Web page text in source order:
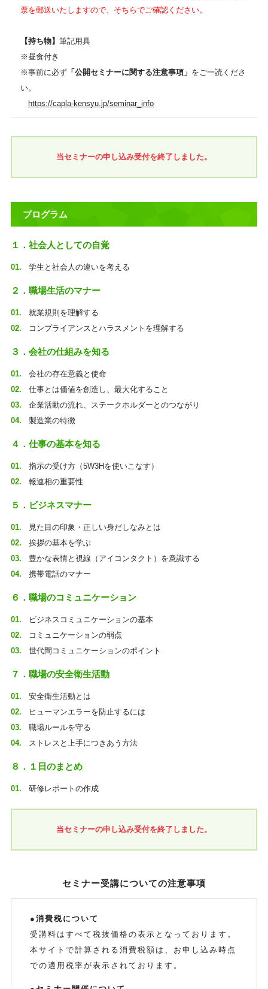
票を郵送いたしますので、そちらでご確認ください。
【持ち物】筆記用具
※昼食付き
※事前に必ず 「公開セミナーに関する注意事項」 をご一読くださ
い。
https://capla-kensyu.jp/seminar_info
当セミナーの申し込み受付を終了しました。
プログラム
１．社会人としての自覚
学生と社会人の違いを考える
２．職場生活のマナー
就業規則を理解する
コンプライアンスとハラスメントを理解する
３．会社の仕組みを知る
会社の存在意義と使命
仕事とは価値を創造し、最大化すること
企業活動の流れ、ステークホルダーとのつながり
製造業の特徴
４．仕事の基本を知る
指示の受け方（5W3Hを使いこなす）
報連相の重要性
５．ビジネスマナー
見た目の印象・正しい身だしなみとは
挨拶の基本を学ぶ
豊かな表情と視線（アイコンタクト）を意識する
携帯電話のマナー
６．職場のコミュニケーション
ビジネスコミュニケーションの基本
コミュニケーションの弱点
世代間コミュニケーションのポイント
７．職場の安全衛生活動
安全衛生活動とは
ヒューマンエラーを防止するには
職場ルールを守る
ストレスと上手につきあう方法
８．１日のまとめ
研修レポートの作成
当セミナーの申し込み受付を終了しました。
セミナー受講についての注意事項
●消費税について
受講料はすべて税抜価格の表示となっております。
本サイトで計算される消費税額は、お申し込み時点
での適用税率が表示されております。